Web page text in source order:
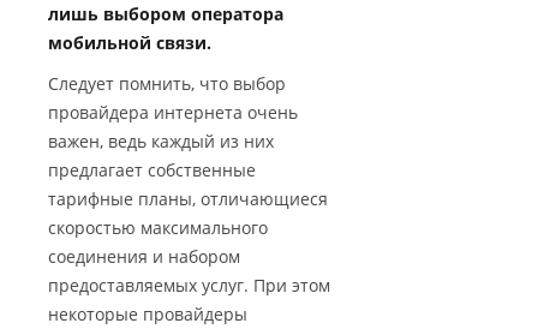
лишь выбором оператора
мобильной связи.
Следует помнить, что выбор
провайдера интернета очень
важен, ведь каждый из них
предлагает собственные
тарифные планы, отличающиеся
скоростью максимального
соединения и набором
предоставляемых услуг. При этом
некоторые провайдеры